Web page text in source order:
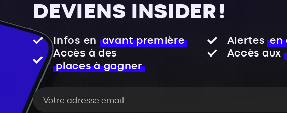
DEVIENS INSIDER !
Infos en avant première Alertes en
Accès à des
places à gagner
Accès aux